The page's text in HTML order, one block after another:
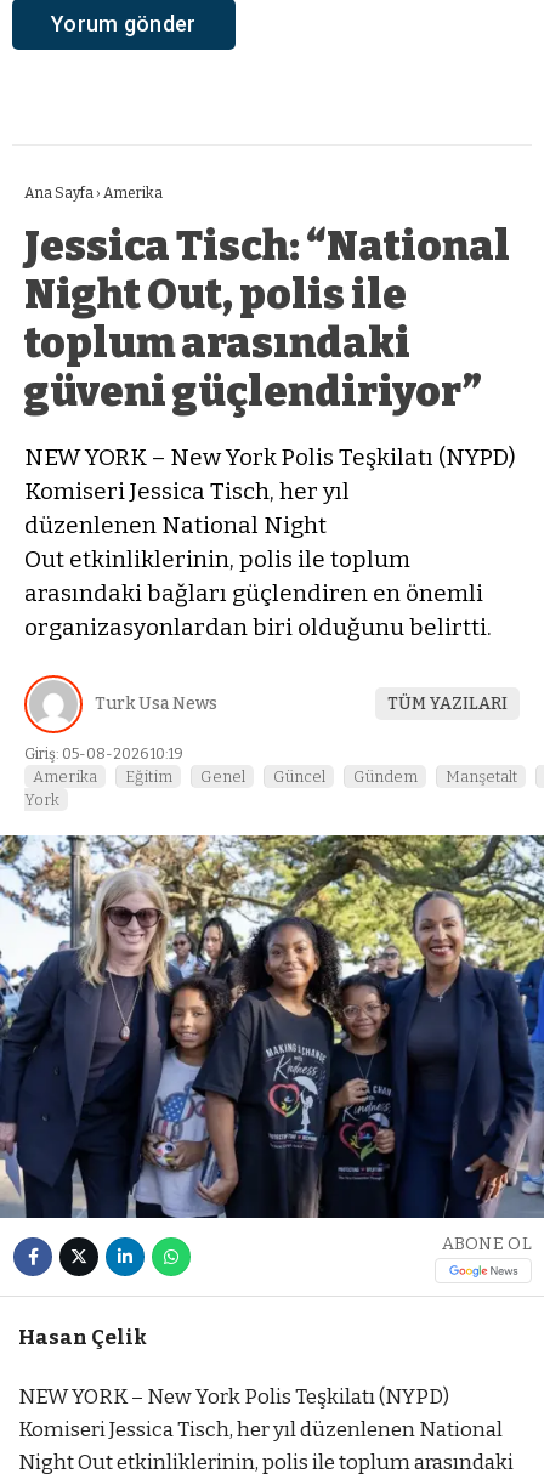
Ana Sayfa › Amerika
Jessica Tisch: “National
Night Out, polis ile
toplum arasındaki
güveni güçlendiriyor”
NEW YORK – New York Polis Teşkilatı (NYPD)
Komiseri Jessica Tisch, her yıl
düzenlenen National Night
Out etkinliklerinin, polis ile toplum
arasındaki bağları güçlendiren en önemli
organizasyonlardan biri olduğunu belirtti.
Turk Usa News TÜM YAZILARI
Giriş: 05-08-2026 10:19
Amerika Eğitim Genel Güncel Gündem
Manşetalt
York
ABONE OL
Hasan Çelik
NEW YORK – New York Polis Teşkilatı (NYPD)
Komiseri Jessica Tisch, her yıl düzenlenen National
Night Out etkinliklerinin, polis ile toplum arasındaki